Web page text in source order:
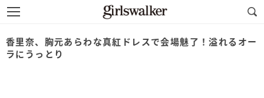
香里奈、胸元あらわな真紅ドレスで会場魅了！溢れるオー
ラにうっとり